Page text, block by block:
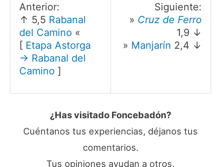
Anterior:
↑ 5,5 Rabanal
del Camino «
[ Etapa Astorga
→ Rabanal del
Camino ]
Siguiente:
» Cruz de Ferro
1,9 ↓
» Manjarín 2,4 ↓
¿Has visitado Foncebadón?
Cuéntanos tus experiencias, déjanos tus
comentarios.
Tus opiniones ayudan a otros.